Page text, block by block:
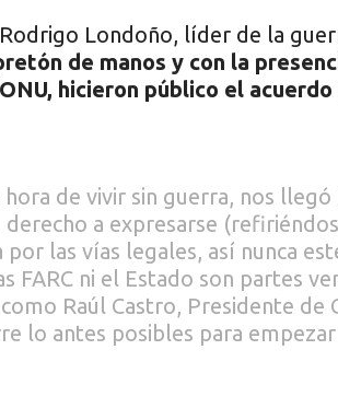
Londoño, líder de la
de manos y con la
hicieron público el
de vivir sin guerra, nos llegó
a expresarse
por las vías legales, así nunca
FARC ni el Estado son partes
Raúl Castro, Presidente de
lo antes posibles para